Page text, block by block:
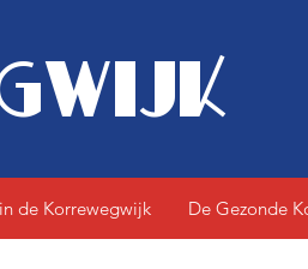
de Korrewegwijk De Gezonde